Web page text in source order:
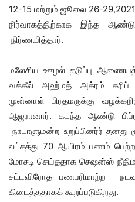
12-15 மற்றும் ஜூலை 26-
நிர்வாகத்திற்காக இந்த
நிர்ணயித்தார்.
மலேசிய ஊழல் தடுப்பு
வக்கீல் அஹ்மத் அக்ரம் கரிப்
முன்னாள் பிரதமருக்கு
ஆஜரானார். கடந்த ஆண்டு
நாடாளுமன்ற உறுப்பினர்ர்
லட்சத்து 70 ஆயிரம் பணம்
மோசடி செய்ததாக செஷன்ஸ்
சட்டவிரோத பணபரிமாற்ற
கிடைத்ததாகக் கூறப்படுகிறது.